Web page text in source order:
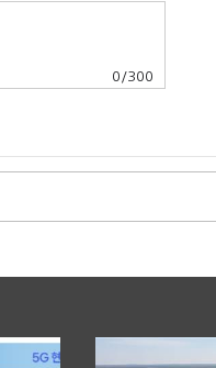
0 /300